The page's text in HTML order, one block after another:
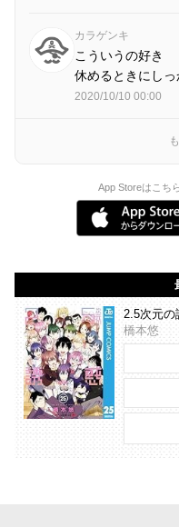
カラゲンキ
こういうの好き
休めるときにし
2020/10/10 00:00
App Storeはこち
2.5次元の
橋本悠